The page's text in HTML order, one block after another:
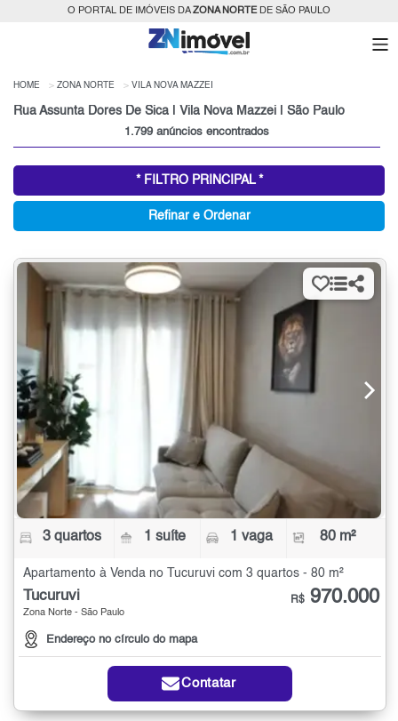
O PORTAL DE IMÓVEIS DAZONA NORTEDE SÃO PAULO
HOME ZONA NORTE VILA NOVA MAZZEI
Rua Assunta Dores De Sica | Vila Nova Mazzei | São Paulo
1.799 anúncios encontrados
* FILTRO PRINCIPAL *
Refinar e Ordenar
3 quartos 1 suíte 1 vaga 80 m²
Apartamento à Venda no Tucuruvi com 3 quartos - 80 m²
Tucuruvi
Zona Norte - São Paulo
Endereço no círculo do mapa
R$ 970.000
Contatar